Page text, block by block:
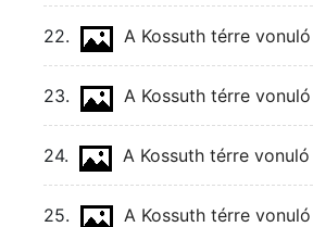
22. A Kossuth térre
23. A Kossuth térre
24. A Kossuth térre
25. A Kossuth térre